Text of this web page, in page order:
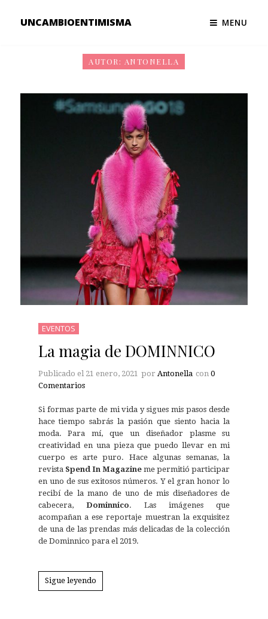
UNCAMBIOENTIMISMA MENU
AUTOR: ANTONELLA
EVENTOS
La magia de DOMINNICO
Publicado el 21 enero, 2021 por Antonella con 0
Comentarios
Si formas parte de mi vida y sigues mis pasos desde
hace tiempo sabrás la pasión que siento hacia la
moda. Para mí, que un diseñador plasme su
creatividad en una pieza que puedo llevar en mi
cuerpo es arte puro. Hace algunas semanas, la
revista Spend In Magazine me permitió participar
en uno de sus exitosos números. Y el gran honor lo
recibí de la mano de uno de mis diseñadores de
cabecera, Dominnico. Las imágenes que
acompañan a ese reportaje muestran la exquisitez
de una de las prendas más delicadas de la colección
de Dominnico para el 2019.
Sigue leyendo